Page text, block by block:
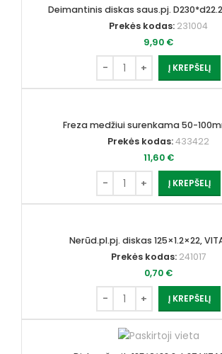
Deimantinis diskas saus.pj. D230*d22.2
Prekės kodas: 231004
9,90 €
Į KREPŠELĮ
Freza medžiui surenkama 50-
Prekės kodas:433422
11,60 €
Į KREPŠELĮ
Nerūd.pl.pj. diskas 125×1.2×22,
Prekės kodas: 241017
0,70 €
Į KREPŠELĮ